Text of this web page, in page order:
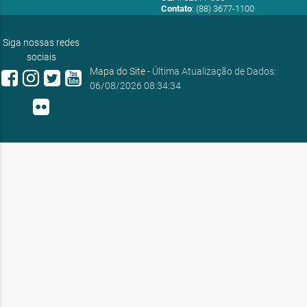
Contato: (88) 3677-1100
Siga nossas redes
sociais
Mapa do Site- Última Atualização de Dados:
06/08/2026 08:34:34